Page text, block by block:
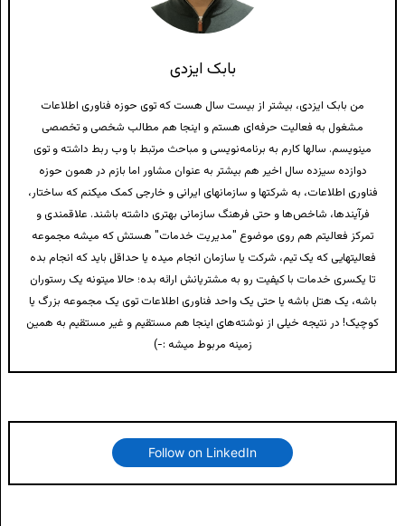
بابک ایزدی
من بابک ایزدی، بیشتر از بیست سال هست که توی حوزه فناوری اطلاعات
مشغول به فعالیت حرفه‌ای هستم و اینجا هم مطالب شخصی و تخصصی
مینویسم. سالها کارم به برنامه‌نویسی و مباحث مرتبط با وب ربط داشته و توی
دوازده سیزده سال اخیر هم بیشتر به عنوان مشاور اما بازم در همون حوزه
فناوری اطلاعات، به شرکتها و سازمانهای ایرانی و خارجی کمک میکنم که ساختار،
فرآیندها، شاخص‌ها و حتی فرهنگ سازمانی بهتری داشته باشند. علاقمندی و
تمرکز فعالیتم هم روی موضوع "مدیریت خدمات" هستش که میشه مجموعه
فعالیتهایی که یک تیم، شرکت یا سازمان انجام میده یا حداقل باید که انجام بده
تا یکسری خدمات با کیفیت رو به مشتریانش ارائه بده؛ حالا میتونه یک رستوران
باشه، یک هتل باشه یا حتی یک واحد فناوری اطلاعات توی یک مجموعه بزرگ یا
کوچیک! در نتیجه خیلی از نوشته‌های اینجا هم مستقیم و غیر مستقیم به همین
زمینه مربوط میشه :-)
Follow on LinkedIn